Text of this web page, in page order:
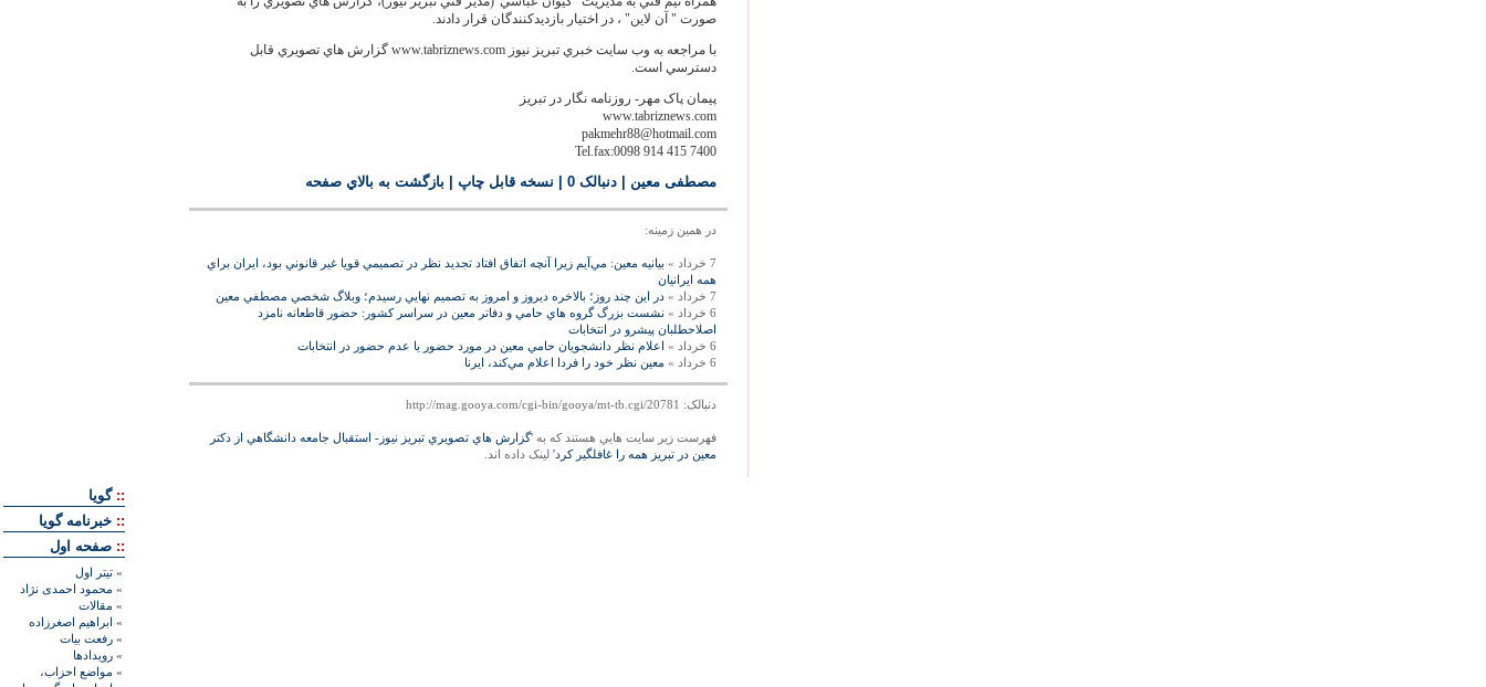
صورت " آن لاين" ، در اختيار بازديدکنندگان قرار دادند.
با مراجعه به وب سايت خبري تبريز نيوز www.tabriznews.com گزارش هاي تصويري قابل
دسترسي است.
پيمان پاک مهر- روزنامه نگار در تبريز
www.tabriznews.com
pakmehr88@hotmail.com
Tel.fax:0098 914 415 7400
مصطفی معين | دنبالک 0 نسخه قابل چاپ بازگشت به بالاي صفحه
در همين زمينه:
7 خرداد »
بیانیه معین: مي‌آيم زيرا آنچه اتفاق افتاد تجديد نظر در تصميمي قويا غير قانوني بود، ايران براي
همه ايرانيان
7 خرداد »
در اين چند روز؛ بالاخره ديروز و امروز به تصميم نهايي رسيدم؛ وبلاگ شخصي مصطفي معين
6 خرداد »
نشست بزرگ گروه هاي حامي و دفاتر معين در سراسر كشور: حضور قاطعانه نامزد
اصلاحطلبان پيشرو در انتخابات
6 خرداد »
اعلام نظر دانشجويان حامي معين در مورد حضور يا عدم حضور در انتخابات
6 خرداد »
معين نظر خود را فردا اعلام مي‌كند، ايرنا
دنبالک: http://mag.gooya.com/cgi-bin/gooya/mt-tb.cgi/20781
فهرست زير سايت هايي هستند که به 'گزارش هاي تصويري تبريز نيوز- استقبال جامعه دانشگاهي از دکتر
معين در تبريز همه را غافلگير کرد' لينک داده اند.
::گويا
:: خبرنامه گويا
:: صفحه اول
» تيتر اول
» محمود احمدی نژاد
» مقالات
» ابراهيم اصغرزاده
» رفعت بیات
» رويدادها
» مواضع احزاب،